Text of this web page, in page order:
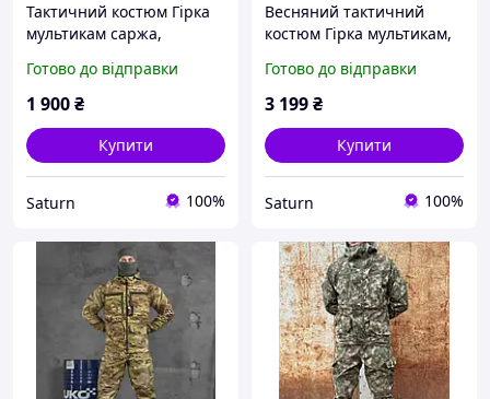
Тактичний костюм Гірка
мультикам саржа,
польовий костюм
камуфляж, армійська
skk tor
Готово до відправки
1 900₴
Купити
Saturn 100%
Весняний тактичний
костюм Гірка мультикам,
гірка камуфляж,
армійська форма для
Готово до відправки
3 199₴
Купити
Saturn 100%